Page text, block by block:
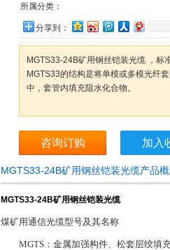
所属分类：
分享到：
MGTS33-24B矿用钢丝铠装光缆 ，标
MGTS33的结构是将单模或多模光纤
中，套管内填充阻水化合物。
咨询订购 加入
MGTS33-24B矿用钢丝铠装光缆产品概
MGTS33-24B矿用钢丝铠装光缆
煤矿用通信光缆型号及其名称
MGTS：金属加强构件、松套层绞填